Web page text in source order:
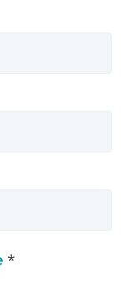
*